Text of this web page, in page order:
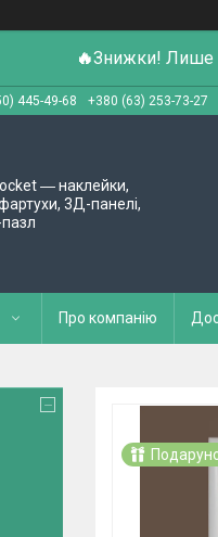
🔥Знижки! Лише
445-49-68 +380 (63) 253-73-27
― наклейки,
3Д-панелі,
Про компанію